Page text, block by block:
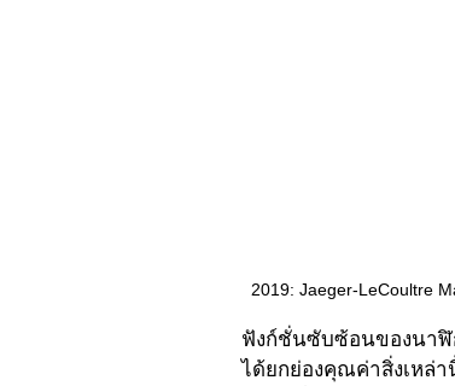
2019: Jaeger-LeCoultre
ฟังก์ชั่นซับซ้อนของนาฬิ
ได้ยกย่องคุณค่าสิ่งเหล่